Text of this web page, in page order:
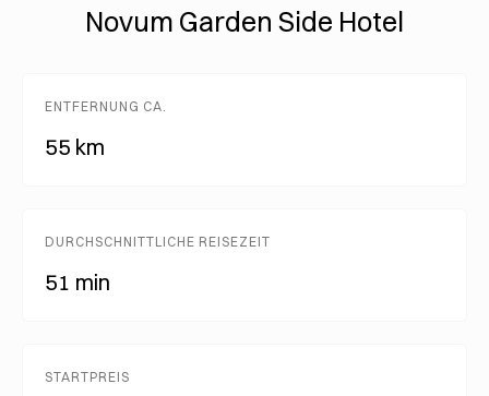
Novum Garden Side Hotel
ENTFERNUNG CA.
55 km
DURCHSCHNITTLICHE REISEZEIT
51 min
STARTPREIS